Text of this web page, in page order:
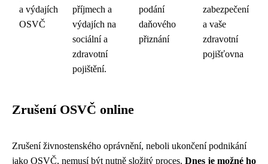
a výdajích
OSVČ
příjmech a
výdajích na
sociální a
zdravotní
pojištění.
podání
daňového
přiznání
zabezpečení
a vaše
zdravotní
pojišťovna
Zrušení OSVČ online
Zrušení živnostenského oprávnění, neboli ukončení podnikání
jako OSVČ, nemusí být nutně složitý proces. Dnes je možné ho